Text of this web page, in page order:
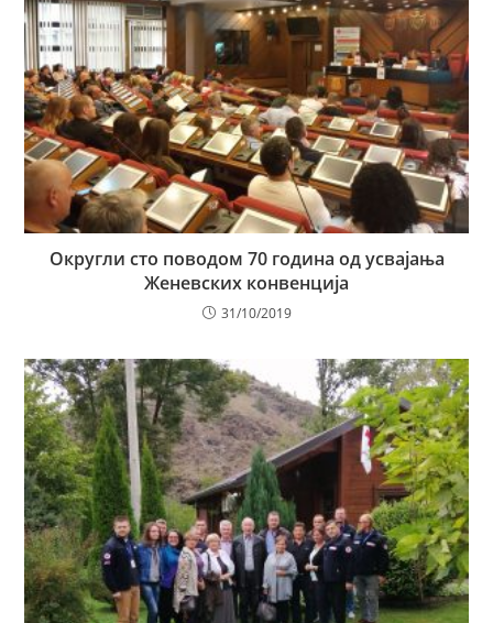
Округли сто поводом 70 година од усвајања
Женевских конвенција
31/10/2019